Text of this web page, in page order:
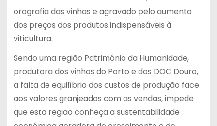
orografia das vinhas e agravado pelo aumento
dos preços dos produtos indispensáveis à
viticultura.
Sendo uma região Património da Humanidade,
produtora dos vinhos do Porto e dos DOC Douro,
a falta de equilíbrio dos custos de produção face
aos valores granjeados com as vendas, impede
que esta região conheça a sustentabilidade